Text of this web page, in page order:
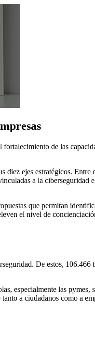
de las
ejes estratégicos. Entre
a la ciberseguridad
que permitan
el nivel de
De estos, 106.466
especialmente las pymes,
a ciudadanos como a